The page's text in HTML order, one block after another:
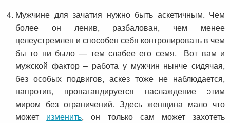
Мужчине для зачатия нужно быть аскетичным. Чем
более он ленив, разбалован, чем менее
целеустремлен и способен себя контролировать в чем
бы то ни было — тем слабее его семя. Вот вам и
мужской фактор – работа у мужчин нынче сидячая,
без особых подвигов, аскез тоже не наблюдается,
напротив, пропагандируется наслаждение этим
миром без ограничений. Здесь женщина мало что
может изменить, он только сам может захотеть